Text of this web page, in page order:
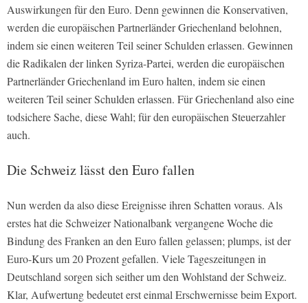
Auswirkungen für den Euro. Denn gewinnen die Konservativen,
werden die europäischen Partnerländer Griechenland belohnen,
indem sie einen weiteren Teil seiner Schulden erlassen. Gewinnen
die Radikalen der linken Syriza-Partei, werden die europäischen
Partnerländer Griechenland im Euro halten, indem sie einen
weiteren Teil seiner Schulden erlassen. Für Griechenland also eine
todsichere Sache, diese Wahl; für den europäischen Steuerzahler
auch.
Die Schweiz lässt den Euro fallen
Nun werden da also diese Ereignisse ihren Schatten voraus. Als
erstes hat die Schweizer Nationalbank vergangene Woche die
Bindung des Franken an den Euro fallen gelassen; plumps, ist der
Euro-Kurs um 20 Prozent gefallen. Viele Tageszeitungen in
Deutschland sorgen sich seither um den Wohlstand der Schweiz.
Klar, Aufwertung bedeutet erst einmal Erschwernisse beim Export.